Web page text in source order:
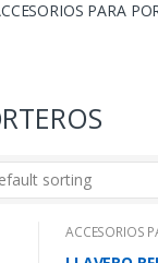
PARA
ACCESORIOS